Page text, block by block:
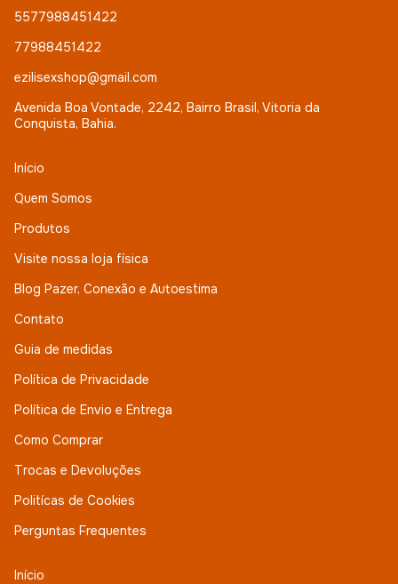
5577988451422
77988451422
ezilisexshop@gmail.com
Avenida Boa Vontade, 2242, Bairro Brasil, Vitoria da
Conquista, Bahia.
Início
Quem Somos
Produtos
Visite nossa loja física
Blog Pazer, Conexão e Autoestima
Contato
Guia de medidas
Política de Privacidade
Política de Envio e Entrega
Como Comprar
Trocas e Devoluções
Politícas de Cookies
Perguntas Frequentes
Início